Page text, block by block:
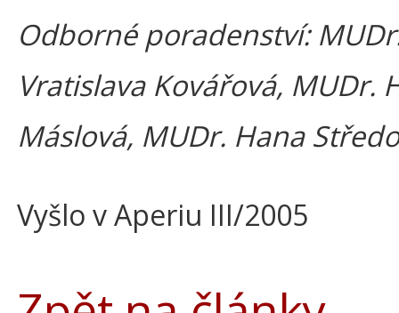
Odborné poradenství:
Vratislava Kovářová, MUDr.
Máslová, MUDr. Hana
Vyšlo v Aperiu III/2005